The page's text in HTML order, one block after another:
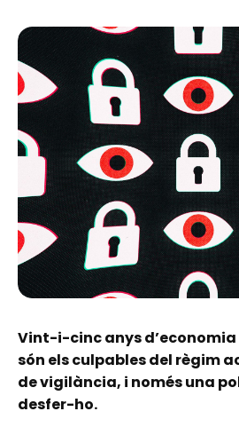
Vint-i-cinc anys
són els culpables del règim
de vigilància, i només una
desfer-ho.